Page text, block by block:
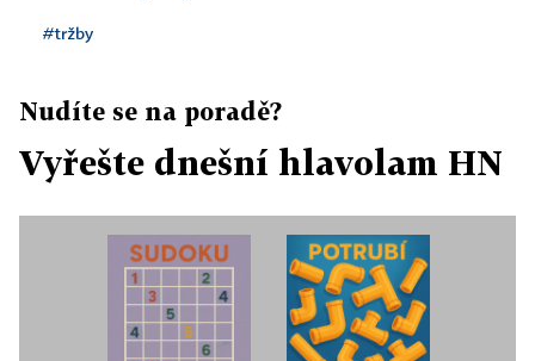
#tržby
Nudíte se na poradě?
Vyřešte dnešní hlavolam HN